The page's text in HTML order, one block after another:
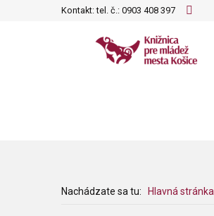
Kontakt: tel. č.: 0903 408 397
Nachádzate sa tu: Hlavná stránka